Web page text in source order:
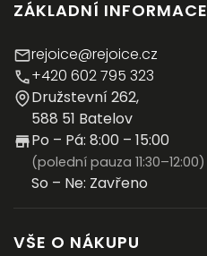
ZÁKLADNÍ INFORMACE
rejoice@rejoice.cz
+420 602 795 323
Družstevní 262,
588 51 Batelov
Po – Pá: 8:00 – 15:00
(polední pauza 11:30–12:00)
So – Ne: Zavřeno
VŠE O NÁKUPU